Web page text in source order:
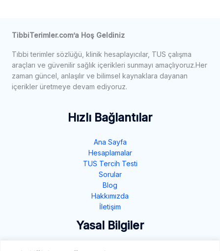
TibbiTerimler.com’a Hoş Geldiniz
Tıbbi terimler sözlüğü, klinik hesaplayıcılar, TUS çalışma
araçları ve güvenilir sağlık içerikleri sunmayı amaçlıyoruz.Her
zaman güncel, anlaşılır ve bilimsel kaynaklara dayanan
içerikler üretmeye devam ediyoruz.
Hızlı Bağlantılar
Ana Sayfa
Hesaplamalar
TUS Tercih Testi
Sorular
Blog
Hakkımızda
İletişim
Yasal Bilgiler